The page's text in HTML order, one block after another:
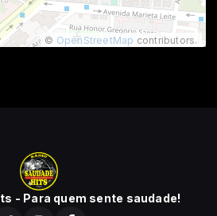
© OpenStreetMap contributors.
- Para quem sente saudade!